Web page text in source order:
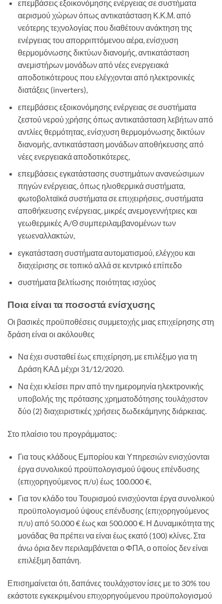
επεμβάσεις εξοικονόμησης ενέργειας σε συστήματα
αερισμού χώρων όπως αντικατάσταση Κ.Κ.Μ. από
νεότερης τεχνολογίας που διαθέτουν ανάκτηση της
ενέργειας του απορριπτόμενου αέρα, ενίσχυση
θερμομόνωσης δικτύων διανομής, αντικατάσταση
ανεμιστήρων μονάδων από νέες ενεργειακά
αποδοτικότερους που ελέγχονται από ηλεκτρονικές
διατάξεις (inverters),
επεμβάσεις εξοικονόμησης ενέργειας σε συστήματα
ζεστού νερού χρήσης όπως αντικατάσταση λεβήτων από
αντλίες θερμότητας, ενίσχυση θερμομόνωσης δικτύων
διανομής, αντικατάσταση μονάδων αποθήκευσης από
νέες ενεργειακά αποδοτικότερες,
επεμβάσεις εγκατάστασης συστημάτων ανανεώσιμων
πηγών ενέργειας, όπως ηλιοθερμικά συστήματα,
φωτοβολταϊκά συστήματα σε επιχειρήσεις, συστήματα
αποθήκευσης ενέργειας, μικρές ανεμογεννήτριες και
γεωθερμικές Α/Θ συμπεριλαμβανομένων των
γεωεναλλακτών,
εγκατάσταση συστήματα αυτοματισμού, ελέγχου και
διαχείρισης σε τοπικό αλλά σε κεντρικό επίπεδο
συστήματα βελτίωσης ποιότητας ισχύος
Ποια είναι τα ποσοστά ενίσχυσης
Οι βασικές προϋποθέσεις συμμετοχής μιας επιχείρησης στη
δράση είναι οι ακόλουθες
Να έχει συσταθεί έως επιχείρηση, με επιλέξιμο για τη
Δράση ΚΑΔ μέχρι 31/12/2020.
Να έχει κλείσει πριν από την ημερομηνία ηλεκτρονικής
υποβολής της πρότασης χρηματοδότησης τουλάχιστον
δύο (2) διαχειριστικές χρήσεις δωδεκάμηνης διάρκειας.
Στο πλαίσιο του προγράμματος:
Για τους κλάδους Εμπορίου και Υπηρεσιών ενισχύονται
έργα συνολικού προϋπολογισμού ύψους επένδυσης
(επιχορηγούμενος π/υ) έως 100.000 €,
Για τον κλάδο του Τουρισμού ενισχύονται έργα συνολικού
προϋπολογισμού ύψους επένδυσης (επιχορηγούμενος
π/υ) από 50.000 € έως και 500.000 €. Η Δυναμικότητα της
μονάδας θα πρέπει να είναι έως εκατό (100) κλίνες. Στα
άνω όρια δεν περιλαμβάνεται ο ΦΠΑ, ο οποίος δεν είναι
επιλέξιμη δαπάνη.
Επισημαίνεται ότι, δαπάνες τουλάχιστον ίσες με το 30% του
εκάστοτε εγκεκριμένου επιχορηγούμενου προϋπολογισμού